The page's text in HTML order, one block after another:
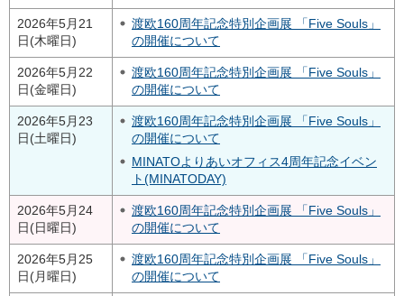
2026年5月21
日(木曜日)
渡欧160周年記念特別企画展 「Five Souls」
の開催について
2026年5月22
日(金曜日)
渡欧160周年記念特別企画展 「Five Souls」
の開催について
2026年5月23
日(土曜日)
渡欧160周年記念特別企画展 「Five Souls」
の開催について
MINATOよりあいオフィス4周年記念イベン
ト(MINATODAY)
2026年5月24
日(日曜日)
渡欧160周年記念特別企画展 「Five Souls」
の開催について
2026年5月25
日(月曜日)
渡欧160周年記念特別企画展 「Five Souls」
の開催について